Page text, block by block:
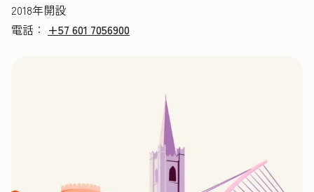
2018年開設
電話： +57 601 7056900